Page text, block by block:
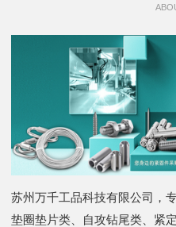
苏州万千工品科技有限公司，
垫圈垫片类、自攻钻尾类、紧